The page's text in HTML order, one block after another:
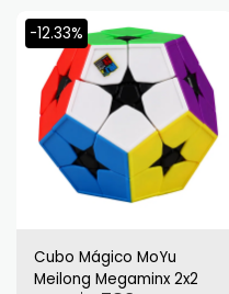
-12.33%
Cubo Mágico MoYu
Meilong Megaminx 2x2